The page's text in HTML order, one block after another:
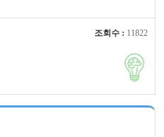
조회수 : 11822